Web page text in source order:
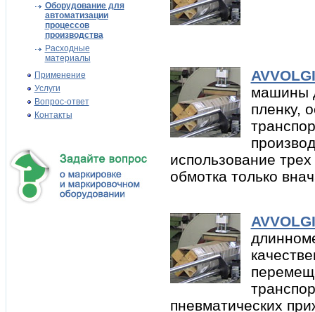
Оборудование для
автоматизации
процессов
производства
Расходные
материалы
Применение
Услуги
Вопрос-ответ
Контакты
машины
пленку,
использование
обмотка только
пневматических